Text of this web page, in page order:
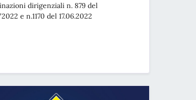
dirigenziali n. 879 del
e n.1170 del 17.06.2022